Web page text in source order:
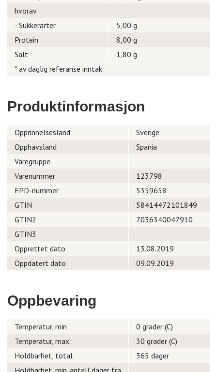
hvorav
- Sukkerarter
5,00 g
Protein
8,00 g
Salt
1,80 g
* av daglig referanse inntak
Produktinformasjon
Opprinnelsesland
Sverige
Opphavsland
Spania
Varegruppe
Varenummer
123798
EPD-nummer
5359658
GTIN
58414472101849
GTIN2
7036340047910
GTIN3
Opprettet dato
13.08.2019
Oppdatert dato
09.09.2019
Oppbevaring
Temperatur, min
0 grader (C)
Temperatur, max.
30 grader (C)
Holdbarhet, total
365 dager
Holdbarhet, min. antall dager fra